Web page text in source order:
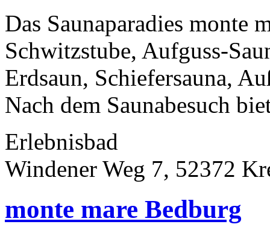
Das Saunaparadies monte
Schwitzstube, Aufguss-
Erdsaun, Schiefersauna,
Nach dem Saunabesuch
Erlebnisbad
Windener Weg 7, 52372
monte mare Bedburg